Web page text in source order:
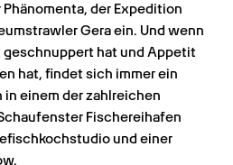
der Expedition
Gera ein. Und wenn
hat und Appetit
hat, findet sich immer ein
einem der zahlreichen
Fischereihafen
und einer